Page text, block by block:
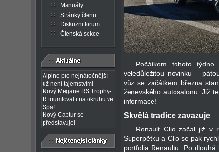
Manuály
Stránky členů
Diskuzní forum
Členská sekce
Alpine pro nejnáročnější
už není tajemstvím!
Nový Megane RS Trophy-
R triumfoval i na okruhu ve
Spa!
Nový Captur se
představuje!
Počátkem tohoto
veledůležitou novinku –
vůz se začátkem března
ženevského autosalonu. Již
informace!
Skvělá tradice zavazuje
Renault Clio začal již v
Superpětku a Clio se pak
portfolia Renaultu. Po